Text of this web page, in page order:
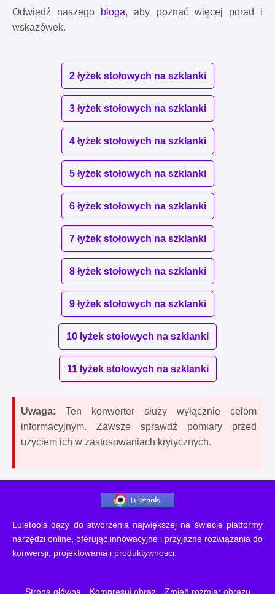
Odwiedź naszego bloga, aby poznać więcej porad i
wskazówek.
2 łyżek stołowych na szklanki
3 łyżek stołowych na szklanki
4 łyżek stołowych na szklanki
5 łyżek stołowych na szklanki
6 łyżek stołowych na szklanki
7 łyżek stołowych na szklanki
8 łyżek stołowych na szklanki
9 łyżek stołowych na szklanki
10 łyżek stołowych na szklanki
11 łyżek stołowych na szklanki
Uwaga: Ten konwerter służy wyłącznie celom
informacyjnym. Zawsze sprawdź pomiary przed
użyciem ich w zastosowaniach krytycznych.
Luletools dąży do stworzenia największej na świecie platformy
narzędzi online, oferując innowacyjne i przyjazne rozwiązania do
konwersji, projektowania i produktywności.
Strona główna Kompresuj obraz Zmień rozmiar obrazu